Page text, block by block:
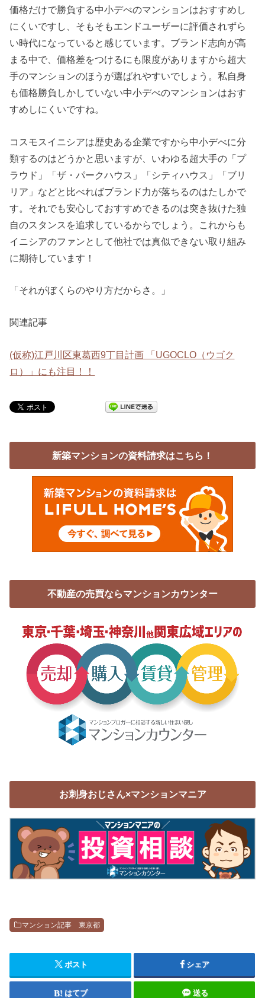
価格だけで勝負する中小デべのマンションはおすすめし
にくいですし、そもそもエンドユーザーに評価されずら
い時代になっていると感じています。ブランド志向が高
まる中で、価格差をつけるにも限度がありますから超大
手のマンションのほうが選ばれやすいでしょう。私自身
も価格勝負しかしていない中小デべのマンションはおす
すめしにくいですね。
コスモスイニシアは歴史ある企業ですから中小デべに分
類するのはどうかと思いますが、いわゆる超大手の「プ
ラウド」「ザ・パークハウス」「シティハウス」「ブリ
リア」などと比べればブランド力が落ちるのはたしかで
す。それでも安心しておすすめできるのは突き抜けた独
自のスタンスを追求しているからでしょう。これからも
イニシアのファンとして他社では真似できない取り組み
に期待しています！
「それがぼくらのやり方だからさ。」
関連記事
(仮称)江戸川区東葛西9丁目計画 「UGOCLO（ウゴク
ロ）」にも注目！！
新築マンションの資料請求はこちら！
不動産の売買ならマンションカウンター
お刺身おじさん×マンションマニア
マンション記事 東京都
ポスト シェア
はてブ 送る